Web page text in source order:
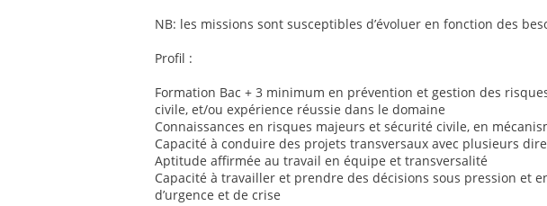
NB: les missions sont susceptibles d’évoluer en fonction des
Profil :
Formation Bac + 3 minimum en prévention et gestion des
civile, et/ou expérience réussie dans le domaine
Connaissances en risques majeurs et sécurité civile, en
Capacité à conduire des projets transversaux avec plusieurs
Aptitude affirmée au travail en équipe et transversalité
Capacité à travailler et prendre des décisions sous pression et
d’urgence et de crise